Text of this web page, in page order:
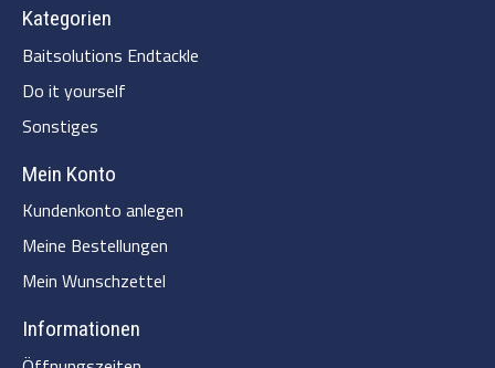
Kategorien
Baitsolutions Endtackle
Do it yourself
Sonstiges
Mein Konto
Kundenkonto anlegen
Meine Bestellungen
Mein Wunschzettel
Informationen